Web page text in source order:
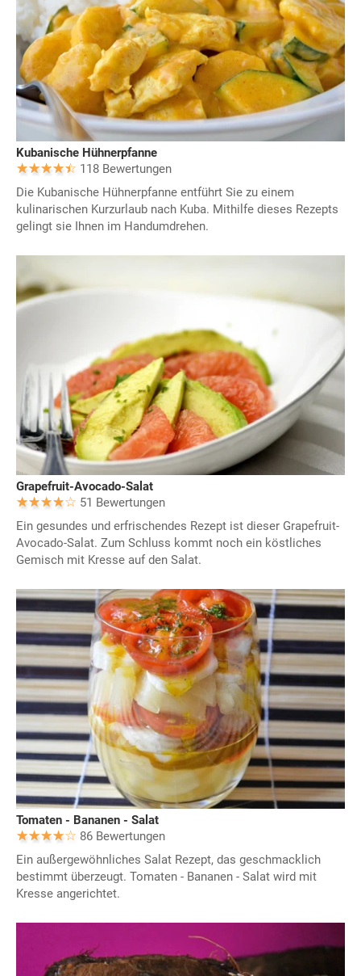
Kubanische Hühnerpfanne
118 Bewertungen
Die Kubanische Hühnerpfanne entführt Sie zu einem
kulinarischen Kurzurlaub nach Kuba. Mithilfe dieses Rezepts
gelingt sie Ihnen im Handumdrehen.
Grapefruit-Avocado-Salat
51 Bewertungen
Ein gesundes und erfrischendes Rezept ist dieser Grapefruit-
Avocado-Salat. Zum Schluss kommt noch ein köstliches
Gemisch mit Kresse auf den Salat.
Tomaten - Bananen - Salat
86 Bewertungen
Ein außergewöhnliches Salat Rezept, das geschmacklich
bestimmt überzeugt. Tomaten - Bananen - Salat wird mit
Kresse angerichtet.